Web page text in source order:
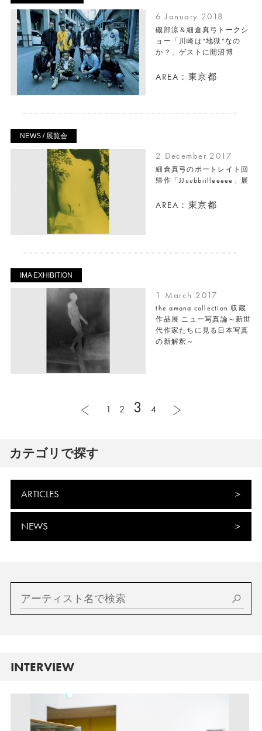
6 January 2018
磯部涼＆細倉真弓トークシ
ョー「川崎は“地獄”なの
か？」ゲストに開沼博
AREA：東京都
NEWS / 展覧会
2 December 2017
細倉真弓のポートレイト回
帰作「JJuubbiilleeeee」展
AREA：東京都
IMA EXHIBITION
1 March 2017
the amana collection 収蔵
作品展 ニュー写真論～新世
代作家たちに見る日本写真
の新解釈～
1 2 3 4
カテゴリで探す
ARTICLES
NEWS
INTERVIEW